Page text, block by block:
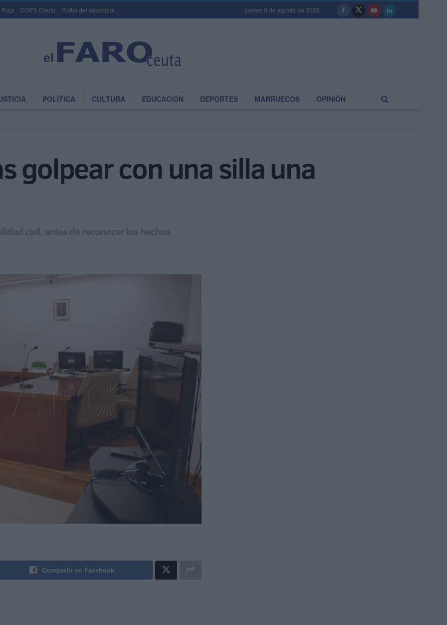
Roja COPE Ceuta Portal del suscriptor jueves 6 de agosto de 2026
POLÍTICA CULTURA EDUCACIÓN DEPORTES MARRUECOS OPINIÓN
golpear con una silla una
civil, antes de reconocer los hechos
Compartir en Facebook